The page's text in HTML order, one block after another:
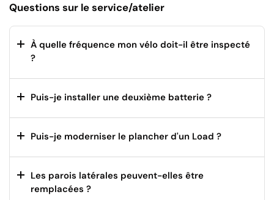
Questions sur le service/atelier
À quelle fréquence mon vélo doit-il être inspecté
?
Puis-je installer une deuxième batterie ?
Puis-je moderniser le plancher d'un Load ?
Les parois latérales peuvent-elles être
remplacées ?